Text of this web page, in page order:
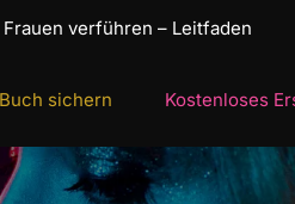
Frauen verführen – Leitfaden
sichern Kostenloses